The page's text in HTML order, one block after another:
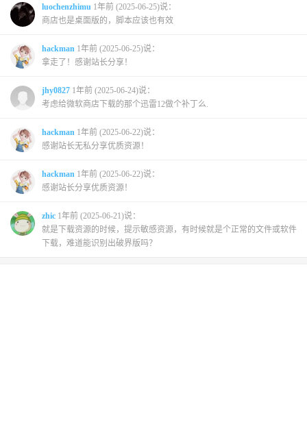
luochenzhimu 1年前 (2025-06-25)说：
商店也是桌面版的，脚本应该也有效
hackman 1年前 (2025-06-25)说：
拿走了！感谢站长分享！
jhy0827 1年前 (2025-06-24)说：
考虑给微软商店下载的那个迅雷12做个补丁么.
hackman 1年前 (2025-06-22)说：
感谢站长无私分享优质资源！
hackman 1年前 (2025-06-22)说：
感谢站长分享优质资源！
zhic 1年前 (2025-06-21)说：
就是下载资源的时候，提示敏感资源，有时候就是个正常的文件或软件
下载，难道能识别出破界版吗？